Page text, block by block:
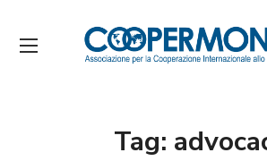
Tag: